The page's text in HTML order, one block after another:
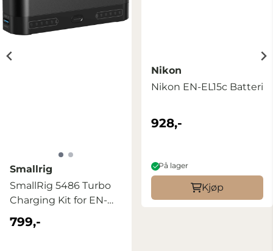
Smallrig
SmallRig 5486 Turbo
Charging Kit for EN-
EL15c ...
799,-
Nikon
Nikon EN-EL15c Batteri
928,-
På lager
Kjøp